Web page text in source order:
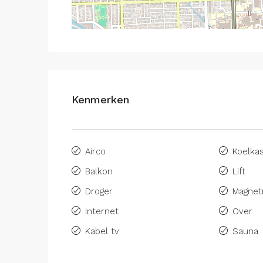
Kenmerken
Airco
Balkon
Droger
Internet
Kabel tv
Lift
Over
Sauna